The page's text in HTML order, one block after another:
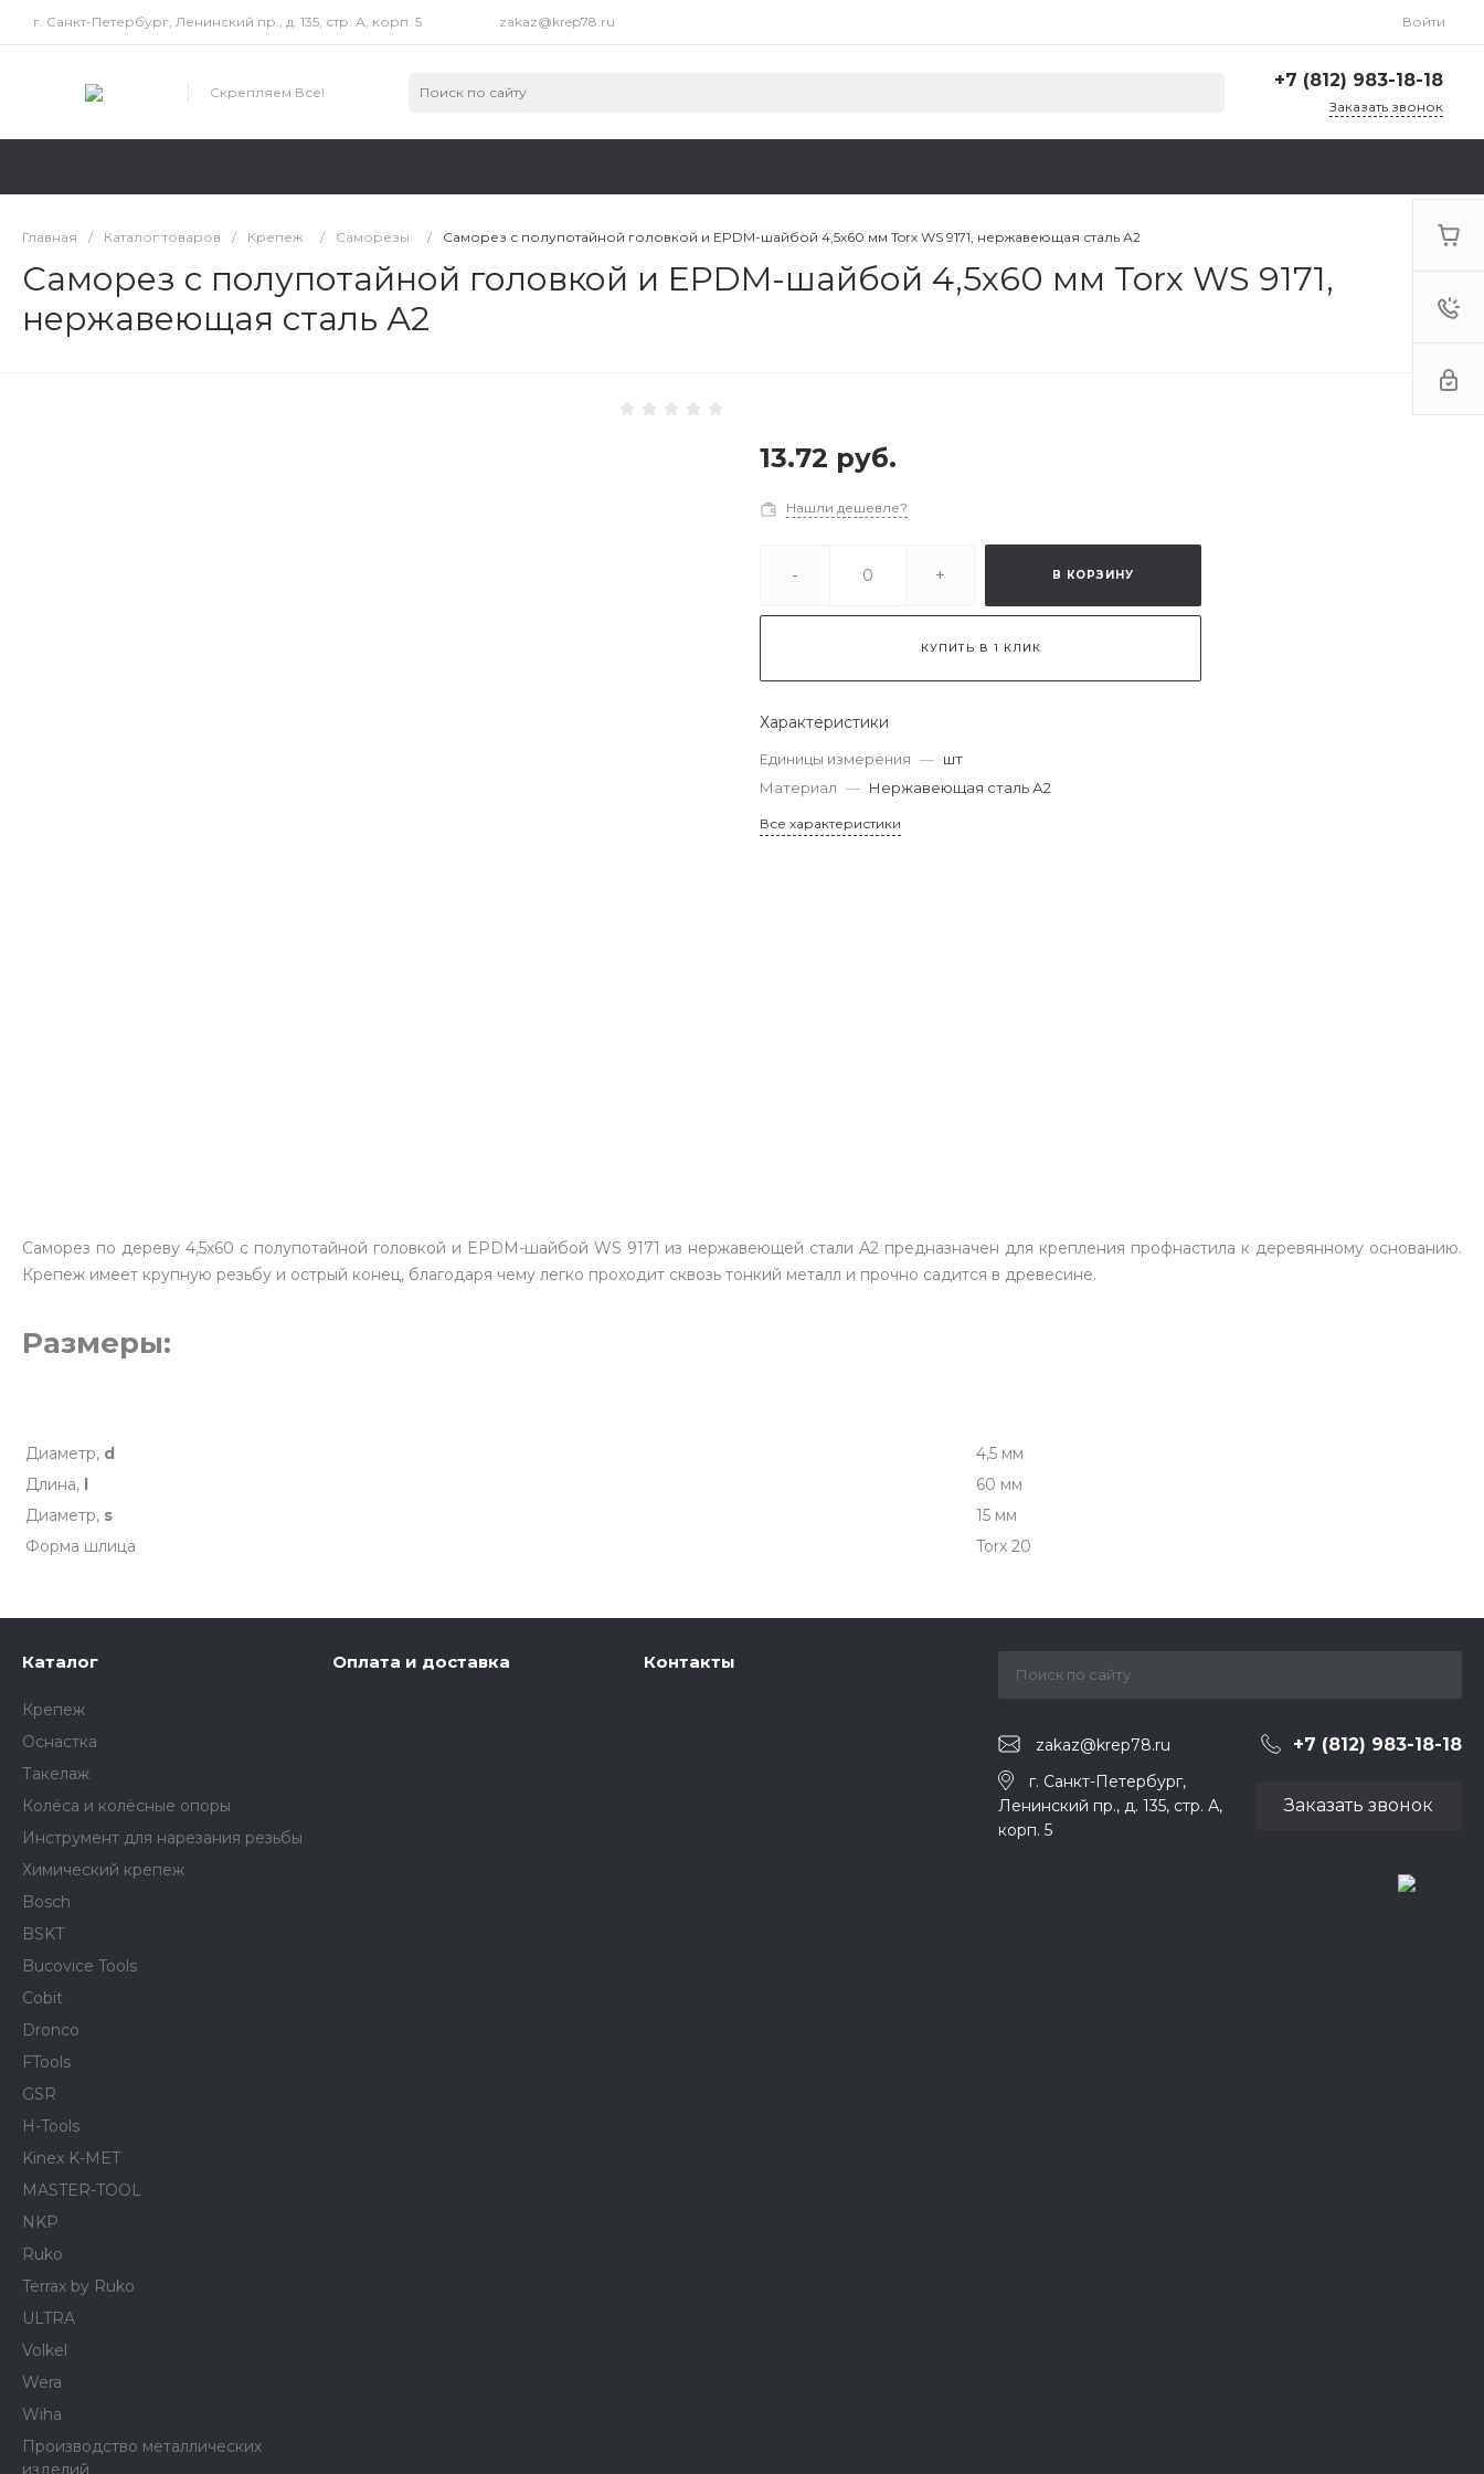
г. Санкт-Петербург, Ленинский пр., д. 135, стр. А, корп. 5 zakaz@krep78.ru Войти
Скрепляем Всё!
+7 (812) 983-18-18
Пн-Пт: 9:00-18:00 Cб-Вс:
zakaz@krep78.ru
Заказать звонок
Главная / Каталог товаров / Крепеж / Саморезы / Саморез с полупотайной головкой и EPDM-шайбой 4,5х60 мм Torx WS 9171, нержавеющая сталь А2
Саморез с полупотайной головкой и EPDM-шайбой 4,5х60 мм Torx WS 9171,
нержавеющая сталь А2
13.72 руб.
Нашли дешевле?
- + В КОРЗИНУ
КУПИТЬ В 1 КЛИК
Характеристики
Единицы измерения — шт
Материал — Нержавеющая сталь А2
Все характеристики
Саморез по дереву 4,5х60 с полупотайной головкой и EPDM-шайбой WS 9171 из нержавеющей стали А2 предназначен для крепления профнастила к деревянному основанию.
Крепеж имеет крупную резьбу и острый конец, благодаря чему легко проходит сквозь тонкий металл и прочно садится в древесине.
Размеры:
Диаметр, d
4,5 мм
Длина, l
60 мм
Диаметр, s
15 мм
Форма шлица
Torx 20
Каталог
Крепеж
Оснастка
Такелаж
Колёса и колëсные опоры
Инструмент для нарезания резьбы
Химический крепеж
Bosch
BSKT
Bucovice Tools
Cobit
Dronco
FTools
GSR
H-Tools
Kinex K-MET
MASTER-TOOL
NKP
Ruko
Terrax by Ruko
ULTRA
Volkel
Wera
Wiha
Производство металлических
изделий
Оплата и доставка Контакты
zakaz@krep78.ru +7 (812) 983-18-18
г. Санкт-Петербург,
Ленинский пр., д. 135, стр. А,
корп. 5
Заказать звонок